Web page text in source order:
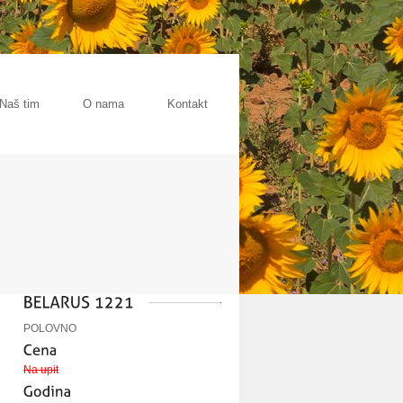
Naš tim O nama Kontakt
POLOVNO
Na upit